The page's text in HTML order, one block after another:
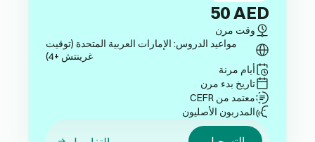
50AED
وقت مرن
مواعيد الدروس: الإمارات العربية المتحدة (توقيت
غرينتش +4)
أيام مرنة
تاريخ بدء مرن
معتمد من CEFR
المدربون الأصليون